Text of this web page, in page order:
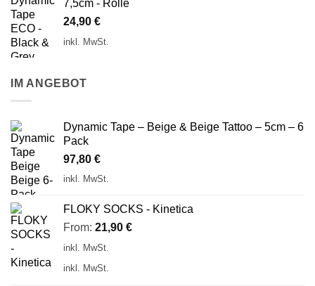
7,5cm - Rolle
24,90 €
inkl. MwSt.
IM ANGEBOT
Dynamic Tape – Beige & Beige Tattoo – 5cm – 6
Pack
97,80 €
inkl. MwSt.
FLOKY SOCKS - Kinetica
From: 21,90 €
inkl. MwSt.
inkl. MwSt.